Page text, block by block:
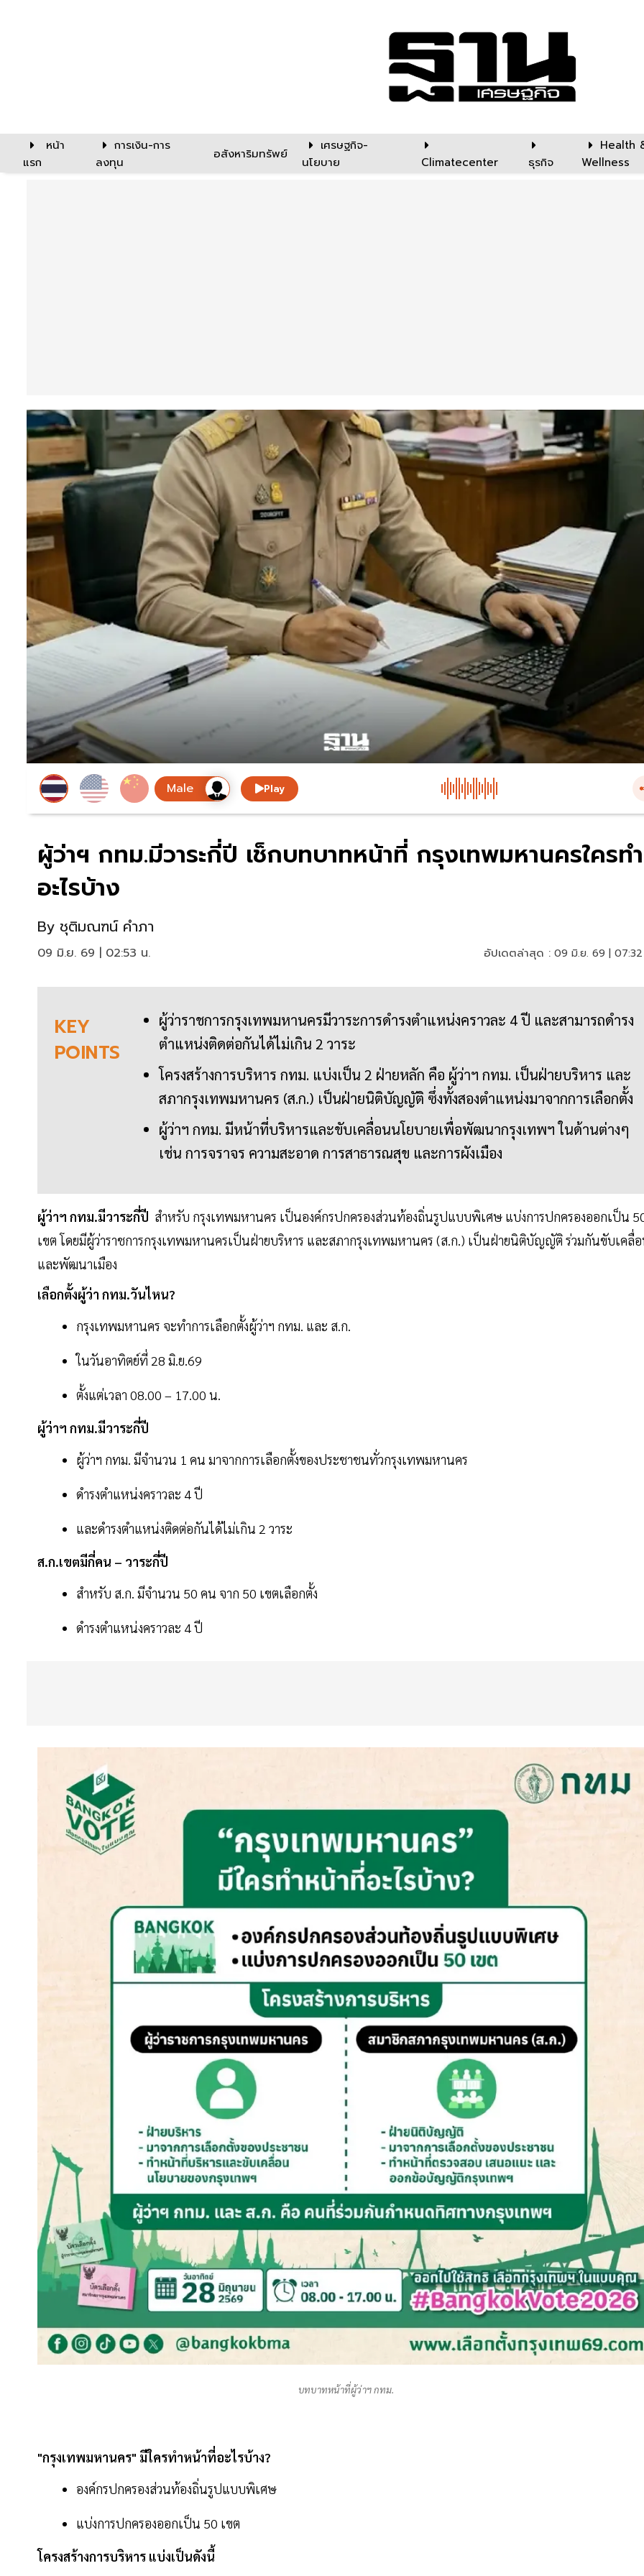
หน้า
แรก
การเงิน-การ
ลงทุน
อสังหาริมทรัพย์
เศรษฐกิจ-
นโยบาย
Climatecenter ธุรกิจ
Health
Wellness
Play
ผู้ว่าฯ กทม.มีวาระกี่ปี เช็กบทบาทหน้าที่ กรุงเทพมหานครใครทำ
อะไรบ้าง
By ชุติมณฑน์ คำภา
09 มิ.ย. 69 | 02:53 น. อัปเดตล่าสุด : 09 มิ.ย. 69 |
KEY
POINTS
ผู้ว่าราชการกรุงเทพมหานครมีวาระการดำรงตำแหน่งคราวละ 4 ปี และสามารถดำรง
ตำแหน่งติดต่อกันได้ไม่เกิน 2 วาระ
โครงสร้างการบริหาร กทม. แบ่งเป็น 2 ฝ่ายหลัก คือ ผู้ว่าฯ กทม. เป็นฝ่ายบริหาร และ
สภากรุงเทพมหานคร (ส.ก.) เป็นฝ่ายนิติบัญญัติ ซึ่งทั้งสองตำแหน่งมาจากการเลือกตั้ง
ผู้ว่าฯ กทม. มีหน้าที่บริหารและขับเคลื่อนนโยบายเพื่อพัฒนากรุงเทพฯ ในด้านต่างๆ
เช่น การจราจร ความสะอาด การสาธารณสุข และการผังเมือง
ผู้ว่าฯ กทม.มีวาระกี่ปี สำหรับ กรุงเทพมหานคร เป็นองค์กรปกครองส่วนท้องถิ่นรูปแบบพิเศษ แบ่งการปกครองออกเป็น
เขต โดยมีผู้ว่าราชการกรุงเทพมหานครเป็นฝ่ายบริหาร และสภากรุงเทพมหานคร (ส.ก.) เป็นฝ่ายนิติบัญญัติ ร่วมกันขับเคลื่
และพัฒนาเมือง
เลือกตั้งผู้ว่า กทม.วันไหน?
กรุงเทพมหานคร จะทำการเลือกตั้งผู้ว่าฯ กทม. และ ส.ก.
ในวันอาทิตย์ที่ 28 มิ.ย.69
ตั้งแต่เวลา 08.00 – 17.00 น.
ผู้ว่าฯ กทม.มีวาระกี่ปี
ผู้ว่าฯ กทม. มีจำนวน 1 คน มาจากการเลือกตั้งของประชาชนทั่วกรุงเทพมหานคร
ดำรงตำแหน่งคราวละ 4 ปี
และดำรงตำแหน่งติดต่อกันได้ไม่เกิน 2 วาระ
ส.ก.เขตมีกี่คน – วาระกี่ปี
สำหรับ ส.ก. มีจำนวน 50 คน จาก 50 เขตเลือกตั้ง
ดำรงตำแหน่งคราวละ 4 ปี
บทบาทหน้าที่ผู้ว่าฯ กทม.
"กรุงเทพมหานคร" มีใครทำหน้าที่อะไรบ้าง?
องค์กรปกครองส่วนท้องถิ่นรูปแบบพิเศษ
แบ่งการปกครองออกเป็น 50 เขต
โครงสร้างการบริหาร แบ่งเป็นดังนี้